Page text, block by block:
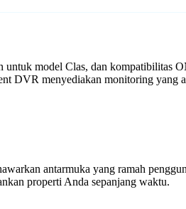
untuk model Clas, dan kompatibilitas
DVR menyediakan monitoring yang
antarmuka yang ramah
properti Anda sepanjang waktu.